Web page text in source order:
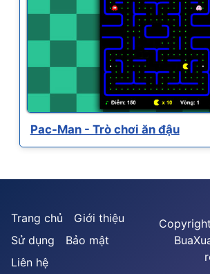
Pac-Man - Trò chơi ăn đậu
Trang chủ
Giới thiệu
Sử dụng
Bảo mật
Liên hệ